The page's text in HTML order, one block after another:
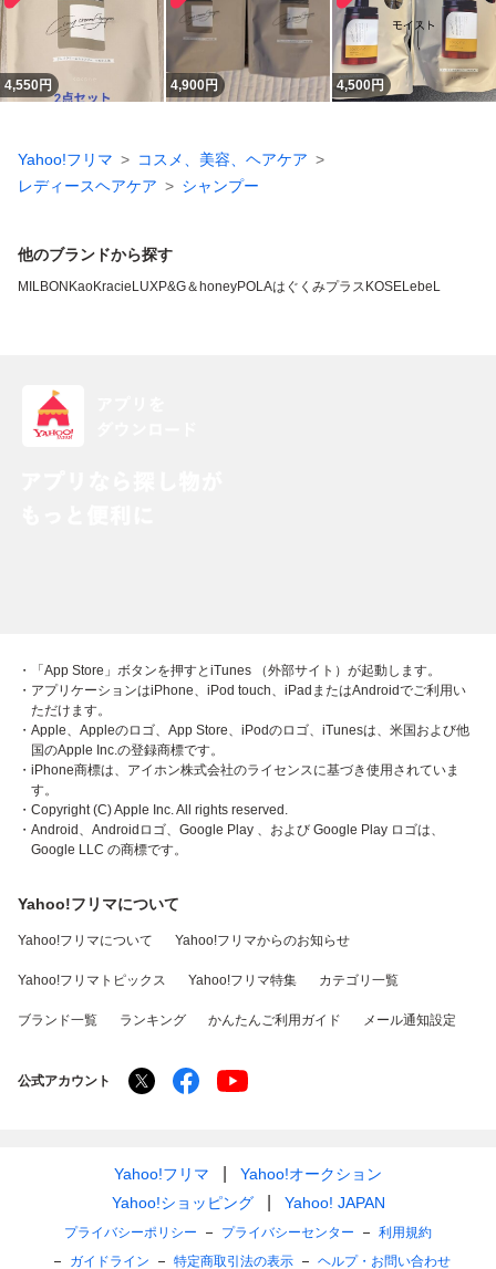
4,550円 4,900円 4,500円
Yahoo!フリマ
コスメ、美容、ヘアケア
レディースヘアケア
シャンプー
他のブランドから探す
MILBON KaoKracie LUXP&G＆honeyPOLAはぐくみプラス KOSELebeL
・「App Store」ボタンを押すとiTunes （外部サイト）が起動します。
・アプリケーションはiPhone、iPod touch、iPadまたはAndroidでご利用い
ただけます。
・Apple、Appleのロゴ、App Store、iPodのロゴ、iTunesは、米国および他
国のApple Inc.の登録商標です。
・iPhone商標は、アイホン株式会社のライセンスに基づき使用されていま
す。
・Copyright (C) Apple Inc. All rights reserved.
・Android、Androidロゴ、Google Play 、および Google Play ロゴは、
Google LLC の商標です。
Yahoo!フリマについて
Yahoo!フリマについて Yahoo!フリマからのお知らせ
Yahoo!フリマトピックス Yahoo!フリマ特集 カテゴリ一覧
ブランド一覧 ランキング かんたんご利用ガイド メール通知設定
公式アカウント
Yahoo!フリマ
Yahoo!オークション
Yahoo!ショッピング
Yahoo! JAPAN
プライバシーポリシー プライバシーセンター
利用規約
ガイドライン
特定商取引法の表示 ヘルプ・お問い合わせ